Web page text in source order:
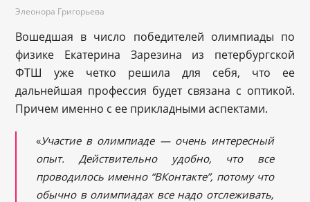
Элеонора Григорьева
Вошедшая в число победителей олимпиады по
физике Екатерина Зарезина из петербургской
ФТШ уже четко решила для себя, что ее
дальнейшая профессия будет связана с оптикой.
Причем именно с ее прикладными аспектами.
«Участие в олимпиаде — очень интересный
опыт. Действительно удобно, что все
проводилось именно “ВКонтакте”, потому что
обычно в олимпиадахвсе надо отслеживать,